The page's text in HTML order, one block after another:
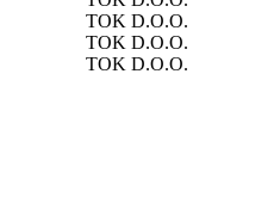
TOK D.O.O.
TOK D.O.O.
TOK D.O.O.